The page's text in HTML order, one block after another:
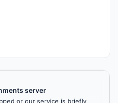
server
or our service is briefly